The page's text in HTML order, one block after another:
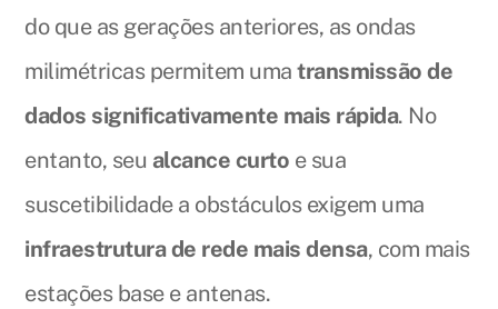
do que as gerações anteriores, as ondas
milimétricas permitem umatransmissão de
dados significativamente mais rápida. No
entanto, seu alcance curto e sua
suscetibilidade a obstáculos exigem uma
infraestrutura de rede mais densa, com mais
estações base e antenas.